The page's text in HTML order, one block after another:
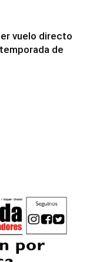
vuelo directo
de